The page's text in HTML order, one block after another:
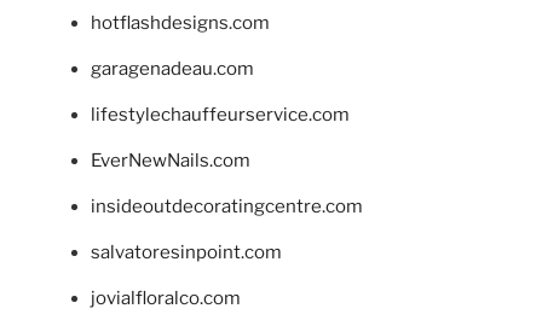
hotflashdesigns.com
garagenadeau.com
lifestylechauffeurservice.com
EverNewNails.com
insideoutdecoratingcentre.com
salvatoresinpoint.com
jovialfloralco.com